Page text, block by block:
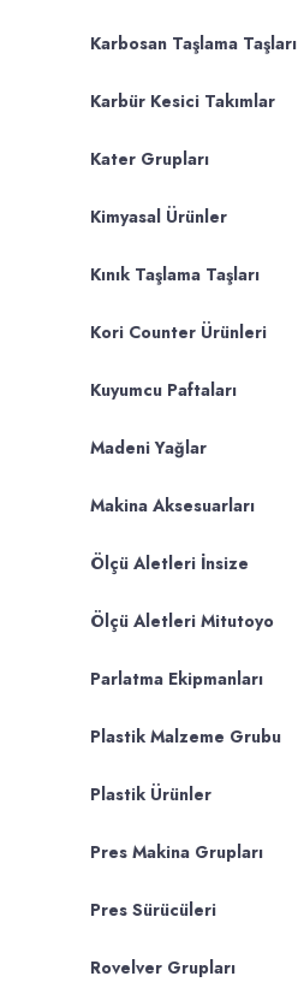
Karbosan Taşlama Taşları
Karbür Kesici Takımlar
Kater Grupları
Kimyasal Ürünler
Kınık Taşlama Taşları
Kori Counter Ürünleri
Kuyumcu Paftaları
Madeni Yağlar
Makina Aksesuarları
Ölçü Aletleri İnsize
Ölçü Aletleri Mitutoyo
Parlatma Ekipmanları
Plastik Malzeme Grubu
Plastik Ürünler
Pres Makina Grupları
Pres Sürücüleri
Rovelver Grupları